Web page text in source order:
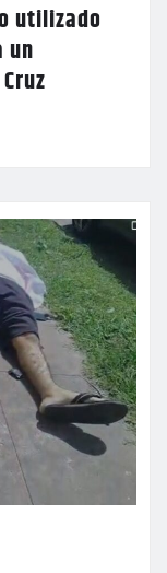
utilizado
un